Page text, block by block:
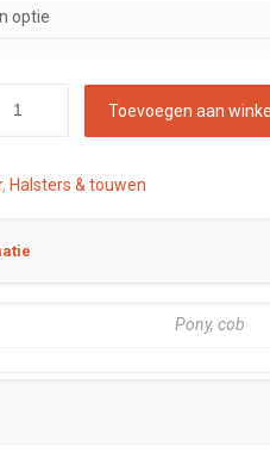
Toevoegen aan
, Halsters & touwen
Pony, cob